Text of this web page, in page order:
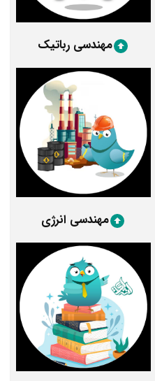
مهندسی رباتیک
مهندسی انرژی